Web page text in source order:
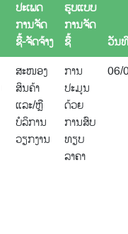
ປະເພດ
ການຈັດ
ຊື້-ຈັດຈ້າງ
ຮູບແບບ
ການຈັດ
ຊື້
ວັນ
ສະໜອງ
ສິນຄ້າ
ແລະ/ຫຼື
ບໍລິການ
ວຽກງານ
ການ
ປະມູນ
ດ້ວຍ
ການສົບ
ທຽບ
ລາຄາ
06/